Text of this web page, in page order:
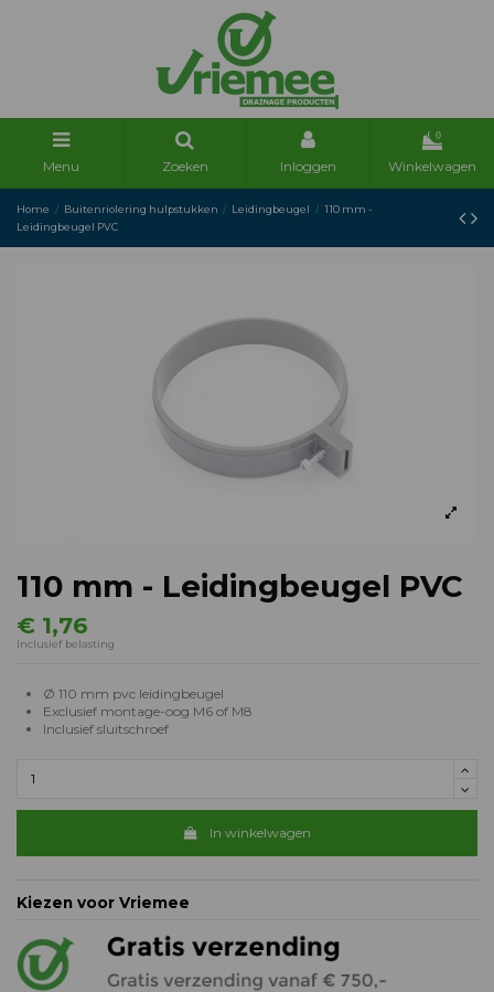
Menu Zoeken Inloggen
0
Winkelwagen
Home Buitenriolering hulpstukken Leidingbeugel
110 mm -
Leidingbeugel PVC
110 mm - Leidingbeugel PVC
€ 1,76
Inclusief belasting
Ø 110 mm pvc leidingbeugel
Exclusief montage-oog M6 of M8
Inclusief sluitschroef
In winkelwagen
Kiezen voor Vriemee